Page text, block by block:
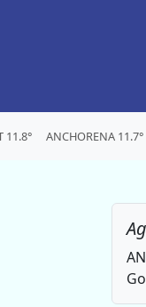
11.8° ANCHORENA 11.7°